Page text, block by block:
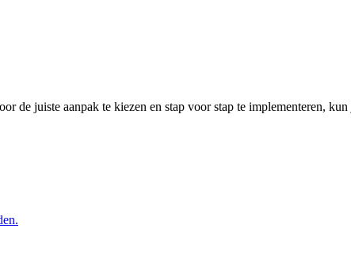
juiste aanpak te kiezen en stap voor stap te implementeren,